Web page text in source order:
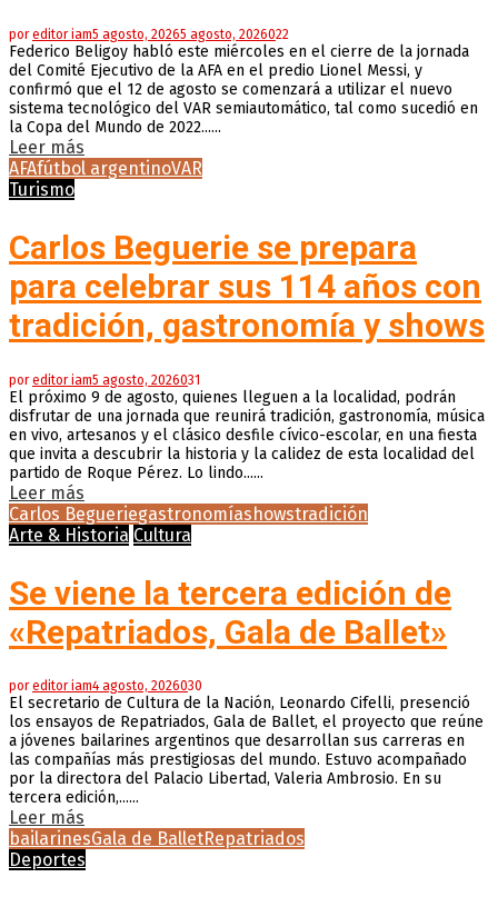
poreditor iam5 agosto, 20265 agosto, 2026022
Federico Beligoy habló este miércoles en el cierre de la jornada
del Comité Ejecutivo de la AFA en el predio Lionel Messi, y
confirmó que el 12 de agosto se comenzará a utilizar el nuevo
sistema tecnológico del VAR semiautomático, tal como sucedió en
la Copa del Mundo de 2022......
Leer más
AFAfútbol argentinoVAR
Turismo
Carlos Beguerie se prepara
para celebrar sus 114 años con
tradición, gastronomía y shows
poreditor iam5 agosto, 2026031
El próximo 9 de agosto, quienes lleguen a la localidad, podrán
disfrutar de una jornada que reunirá tradición, gastronomía, música
en vivo, artesanos y el clásico desfile cívico-escolar, en una fiesta
que invita a descubrir la historia y la calidez de esta localidad del
partido de Roque Pérez. Lo lindo......
Leer más
Carlos Begueriegastronomíashowstradición
Arte & Historia Cultura
Se viene la tercera edición de
«Repatriados, Gala de Ballet»
poreditor iam4 agosto, 2026030
El secretario de Cultura de la Nación, Leonardo Cifelli, presenció
los ensayos de Repatriados, Gala de Ballet, el proyecto que reúne
a jóvenes bailarines argentinos que desarrollan sus carreras en
las compañías más prestigiosas del mundo. Estuvo acompañado
por la directora del Palacio Libertad, Valeria Ambrosio. En su
tercera edición,......
Leer más
bailarinesGala de BalletRepatriados
Deportes